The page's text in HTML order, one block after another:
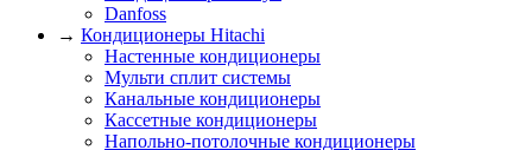
Danfoss
→ Кондиционеры Hitachi
Настенные кондиционеры
Мульти сплит системы
Канальные кондиционеры
Кассетные кондиционеры
Напольно-потолочные кондиционеры